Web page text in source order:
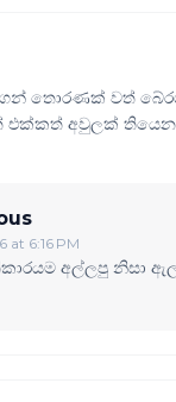
තොරණක් වත්
අවුලක්
at 6:16 PM
අල්ලපු නිසා